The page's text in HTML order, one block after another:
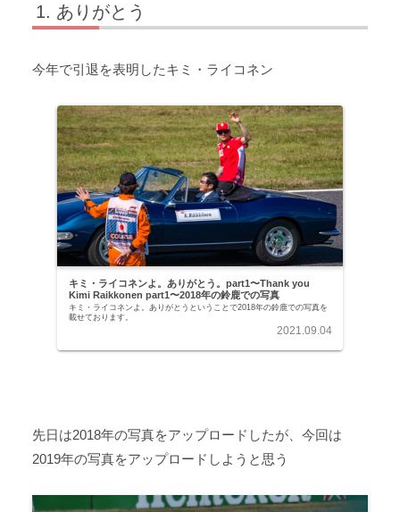
ありがとう
今年で引退を表明したキミ・ライコネン
キミ・ライコネンよ。ありがとう。part1〜Thank you
Kimi Raikkonen part1〜2018年の鈴鹿での写真
キミ・ライコネンよ。ありがとうということで2018年の鈴鹿での写真を
載せております。
2021.09.04
先日は2018年の写真をアップロードしたが、今回は
2019年の写真をアップロードしようと思う